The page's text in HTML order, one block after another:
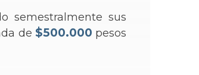
semestralmente sus
de $500.000 pesos